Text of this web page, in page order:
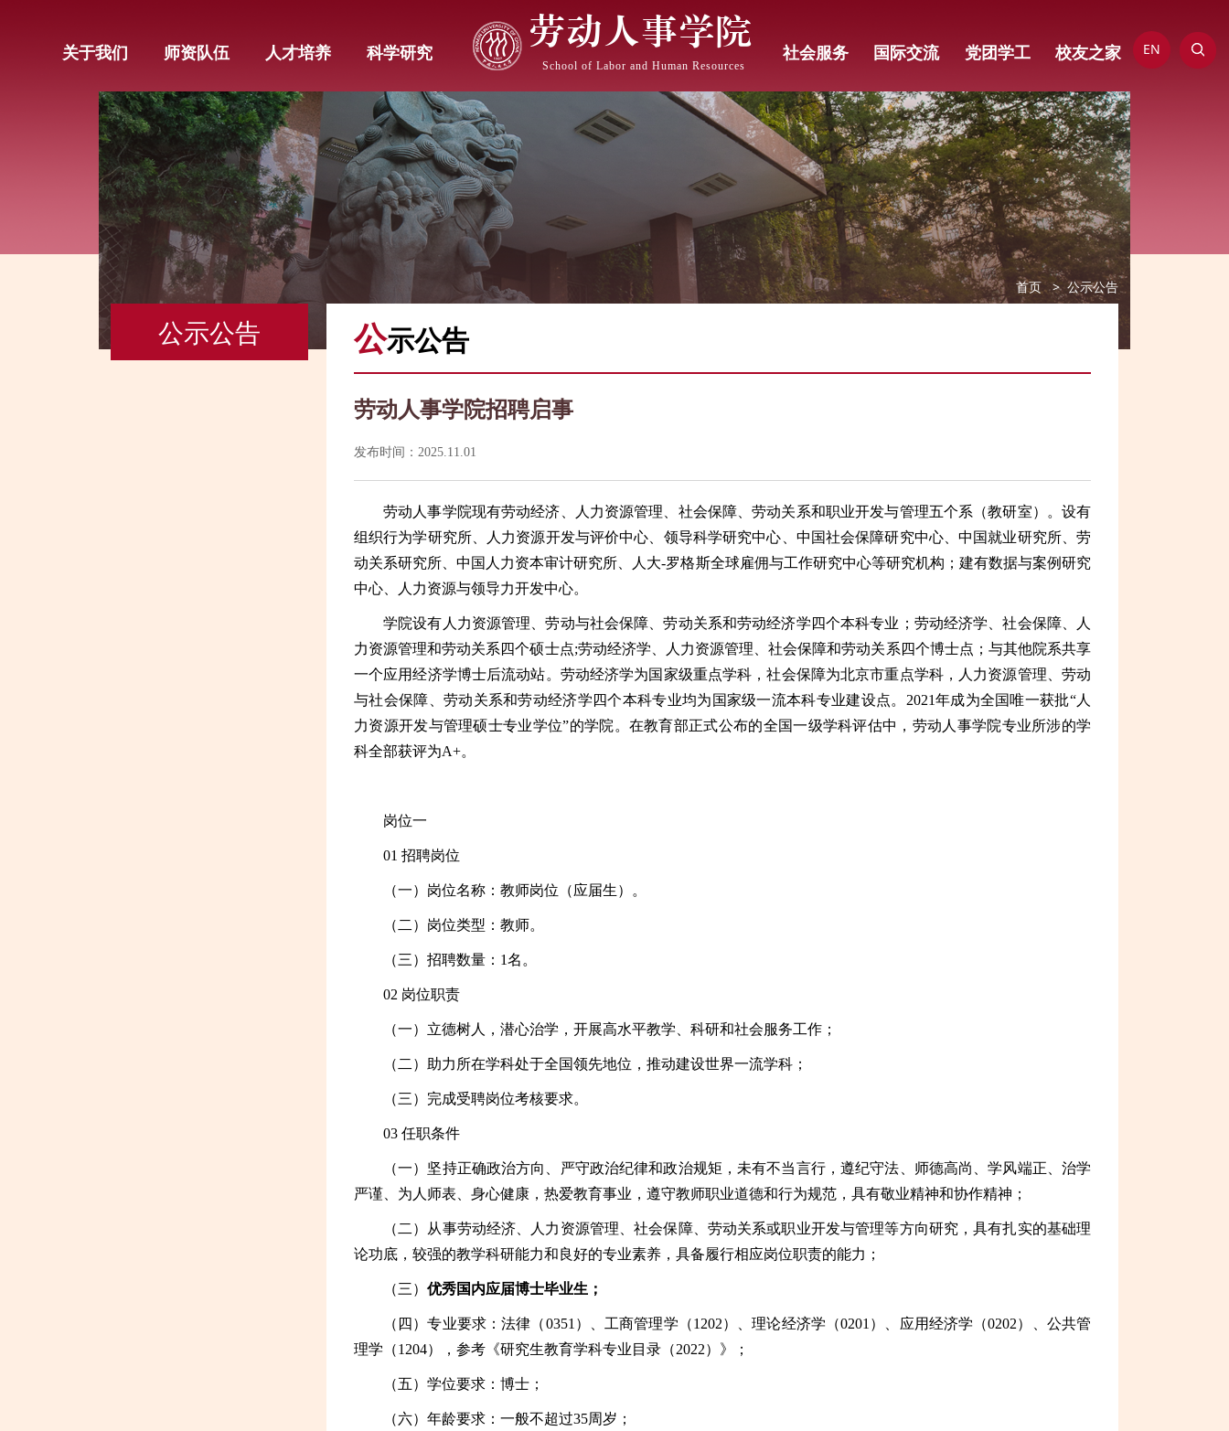
劳动人事学院
School of Labor and Human Resources
关于我们 师资队伍 人才培养 科学研究 社会服务 国际交流 党团学工 校友之家 EN
公示公告
首页 公示公告
公示公告
劳动人事学院招聘启事
发布时间：2025.11.01
劳动人事学院现有劳动经济、人力资源管理、社会保障、劳动关系和职业开发与管理五个系（教研室）。设有
组织行为学研究所、人力资源开发与评价中心、领导科学研究中心、中国社会保障研究中心、中国就业研究所、劳
动关系研究所、中国人力资本审计研究所、人大-罗格斯全球雇佣与工作研究中心等研究机构；建有数据与案例研究
中心、人力资源与领导力开发中心。
学院设有人力资源管理、劳动与社会保障、劳动关系和劳动经济学四个本科专业；劳动经济学、社会保障、人
力资源管理和劳动关系四个硕士点;劳动经济学、人力资源管理、社会保障和劳动关系四个博士点；与其他院系共享
一个应用经济学博士后流动站。劳动经济学为国家级重点学科，社会保障为北京市重点学科，人力资源管理、劳动
与社会保障、劳动关系和劳动经济学四个本科专业均为国家级一流本科专业建设点。2021年成为全国唯一获批“人
力资源开发与管理硕士专业学位”的学院。在教育部正式公布的全国一级学科评估中，劳动人事学院专业所涉的学
科全部获评为A+。
岗位一
01 招聘岗位
（一）岗位名称：教师岗位（应届生）。
（二）岗位类型：教师。
（三）招聘数量：1名。
02 岗位职责
（一）立德树人，潜心治学，开展高水平教学、科研和社会服务工作；
（二）助力所在学科处于全国领先地位，推动建设世界一流学科；
（三）完成受聘岗位考核要求。
03 任职条件
（一）坚持正确政治方向、严守政治纪律和政治规矩，未有不当言行，遵纪守法、师德高尚、学风端正、治学
严谨、为人师表、身心健康，热爱教育事业，遵守教师职业道德和行为规范，具有敬业精神和协作精神；
（二）从事劳动经济、人力资源管理、社会保障、劳动关系或职业开发与管理等方向研究，具有扎实的基础理
论功底，较强的教学科研能力和良好的专业素养，具备履行相应岗位职责的能力；
（三） 优秀国内应届博士毕业生；
（四）专业要求：法律（0351）、工商管理学（1202）、理论经济学（0201）、应用经济学（0202）、公共管
理学（1204），参考《研究生教育学科专业目录（2022）》；
（五）学位要求：博士；
（六）年龄要求：一般不超过35周岁；